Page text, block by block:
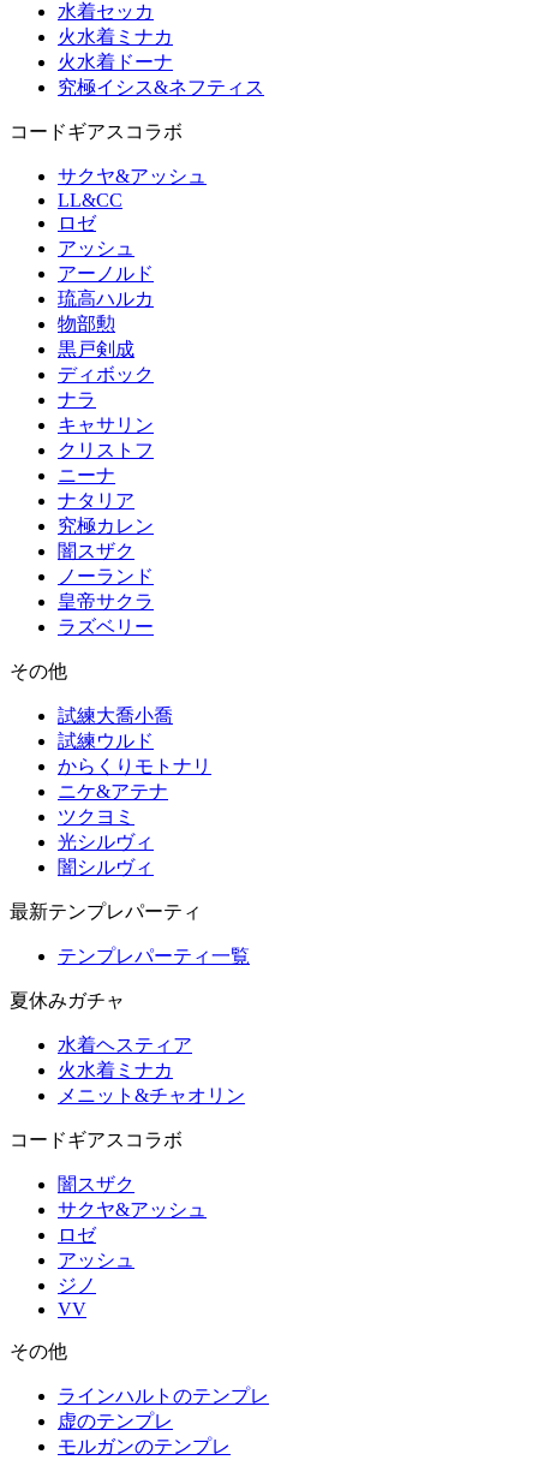
水着セッカ
火水着ミナカ
火水着ドーナ
究極イシス&ネフティス
コードギアスコラボ
サクヤ&アッシュ
LL&CC
ロゼ
アッシュ
アーノルド
琉高ハルカ
物部勲
黒戸剣成
ディボック
ナラ
キャサリン
クリストフ
ニーナ
ナタリア
究極カレン
闇スザク
ノーランド
皇帝サクラ
ラズベリー
その他
試練大喬小喬
試練ウルド
からくりモトナリ
ニケ&アテナ
ツクヨミ
光シルヴィ
闇シルヴィ
最新テンプレパーティ
テンプレパーティ一覧
夏休みガチャ
水着ヘスティア
火水着ミナカ
メニット&チャオリン
コードギアスコラボ
闇スザク
サクヤ&アッシュ
ロゼ
アッシュ
ジノ
VV
その他
ラインハルトのテンプレ
虚のテンプレ
モルガンのテンプレ